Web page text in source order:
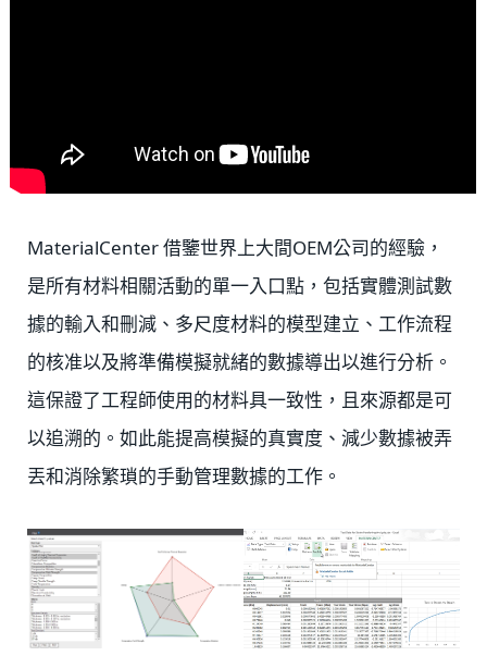
MaterialCenter 借鑒世界上大間OEM公司的經驗，
是所有材料相關活動的單一入口點，包括實體測試數
據的輸入和刪減、多尺度材料的模型建立、工作流程
的核准以及將準備模擬就緒的數據導出以進行分析。
這保證了工程師使用的材料具一致性，且來源都是可
以追溯的。如此能提高模擬的真實度、減少數據被弄
丟和消除繁瑣的手動管理數據的工作。